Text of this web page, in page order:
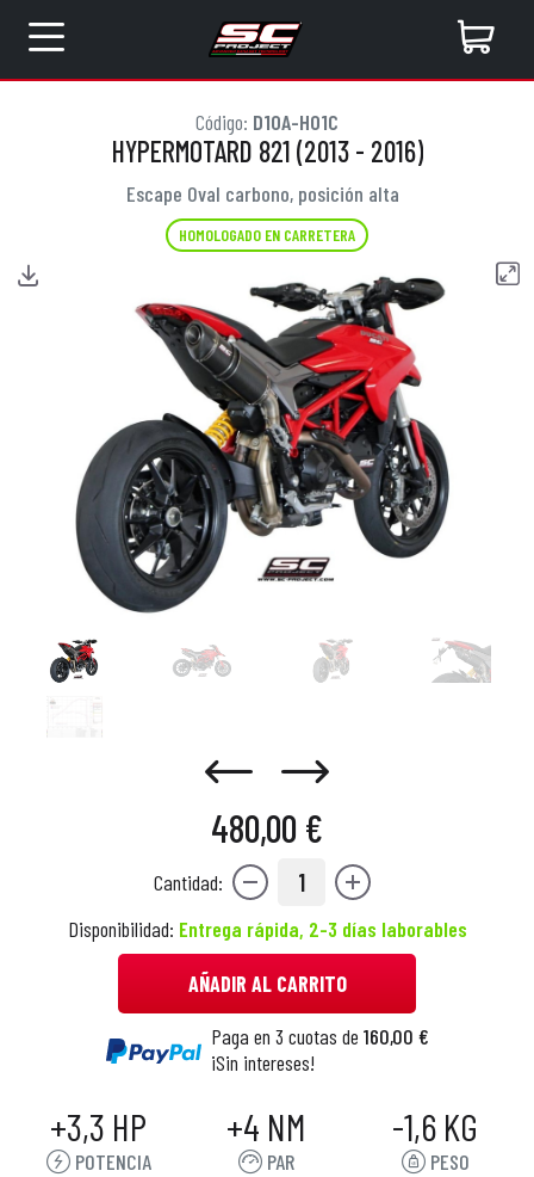
Código: D10A-H01C
HYPERMOTARD 821 (2013 - 2016)
Escape Oval carbono, posición alta
HOMOLOGADO EN CARRETERA
480,00 €
Cantidad: 1
Disponibilidad: Entrega rápida, 2-3 días laborables
AÑADIR AL CARRITO
Paga en 3 cuotas de 160,00 €
¡Sin intereses!
+3,3 HP
POTENCIA
+4 NM
PAR
-1,6 KG
PESO